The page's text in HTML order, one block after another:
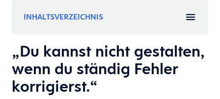
INHALTSVERZEICHNIS
„Du kannst nicht gestalten,
wenn du ständig Fehler
korrigierst.“